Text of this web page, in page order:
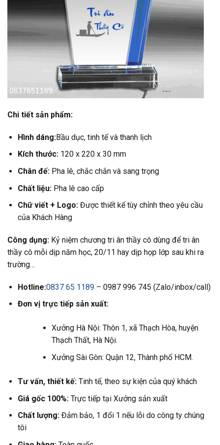
Chi tiết sản phẩm:
Hình dáng:Bầu dục, tinh tế và thanh lịch
Kích thước: 120 x 220 x 30 mm
Chân đế: Pha lê, chắc chắn và sang trọng
Chất liệu: Pha lê cao cấp
Chữ viết + Logo: Được thiết kế tùy chỉnh theo yêu cầu
của Khách Hàng
Công dụng: Kỷ niệm chương tri ân thầy cô dùng để tri ân
thầy cô mỗi dịp năm học, 20/11 hay dịp họp lớp sau khi ra
trường…
Hotline:0837 65 1189– 0987 996 745 (Zalo/inbox/call)
Đơn vị trực tiếp sản xuất:
Xưởng Hà Nội: Thôn 1, xã Thạch Hòa, huyện
Thạch Thất, Hà Nội.
Xưởng Sài Gòn: Quận 12, Thành phố HCM.
Tư vấn, thiết kế: Tinh tế, theo sự kiện của quý khách
Giá gốc 100%: Trực tiếp tại Xưởng sản xuất
Chất lượng: Đảm bảo, 1 đổi 1 nếu lỗi do công ty chúng
tôi